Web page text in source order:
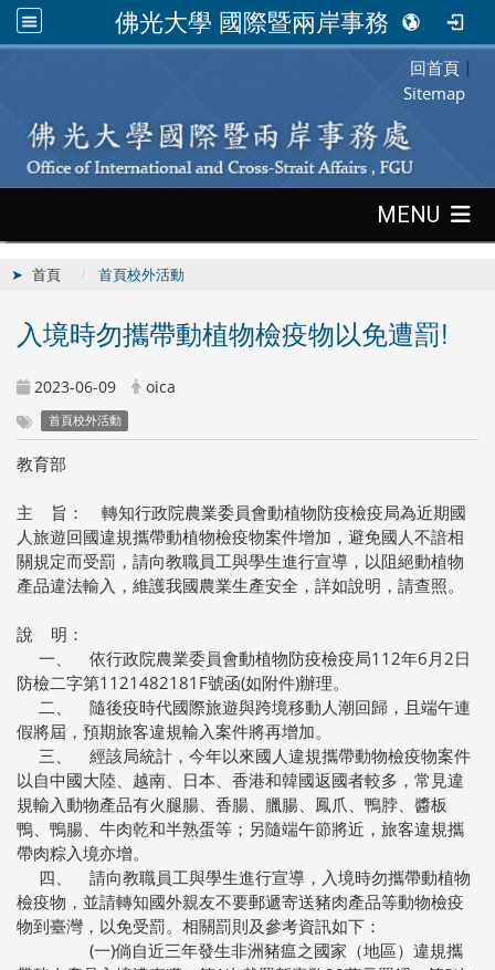
佛光大學 國際暨兩岸事務處
:::
回首頁 |
Sitemap
MENU
首頁 首頁校外活動
入境時勿攜帶動植物檢疫物以免遭罰!
2023-06-09 oica
首頁校外活動
教育部
主 旨： 轉知行政院農業委員會動植物防疫檢疫局為近期國
人旅遊回國違規攜帶動植物檢疫物案件增加，避免國人不諳相
關規定而受罰，請向教職員工與學生進行宣導，以阻絕動植物
產品違法輸入，維護我國農業生產安全，詳如說明，請查照。
說 明：
一、 依行政院農業委員會動植物防疫檢疫局112年6月2日
防檢二字第1121482181F號函(如附件)辦理。
二、 隨後疫時代國際旅遊與跨境移動人潮回歸，且端午連
假將屆，預期旅客違規輸入案件將再增加。
三、 經該局統計，今年以來國人違規攜帶動物檢疫物案件
以自中國大陸、越南、日本、香港和韓國返國者較多，常見違
規輸入動物產品有火腿腸、香腸、臘腸、鳳爪、鴨脖、醬板
鴨、鴨腸、牛肉乾和半熟蛋等；另隨端午節將近，旅客違規攜
帶肉粽入境亦增。
四、 請向教職員工與學生進行宣導，入境時勿攜帶動植物
檢疫物，並請轉知國外親友不要郵遞寄送豬肉產品等動物檢疫
物到臺灣，以免受罰。相關罰則及參考資訊如下：
(一)倘自近三年發生非洲豬瘟之國家（地區）違規攜